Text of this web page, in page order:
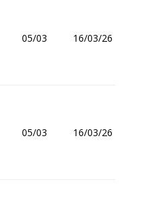
05/03 16/03/26
05/03 16/03/26